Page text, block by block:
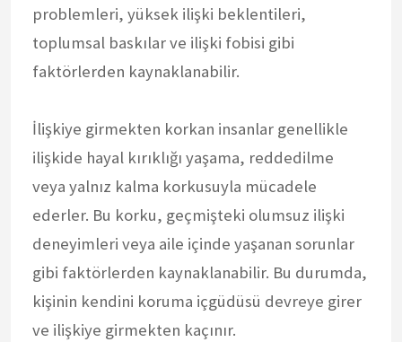
problemleri, yüksek ilişki beklentileri,
toplumsal baskılar ve ilişki fobisi gibi
faktörlerden kaynaklanabilir.
İlişkiye girmekten korkan insanlar genellikle
ilişkide hayal kırıklığı yaşama, reddedilme
veya yalnız kalma korkusuyla mücadele
ederler. Bu korku, geçmişteki olumsuz ilişki
deneyimleri veya aile içinde yaşanan sorunlar
gibi faktörlerden kaynaklanabilir. Bu durumda,
kişinin kendini koruma içgüdüsü devreye girer
ve ilişkiye girmekten kaçınır.